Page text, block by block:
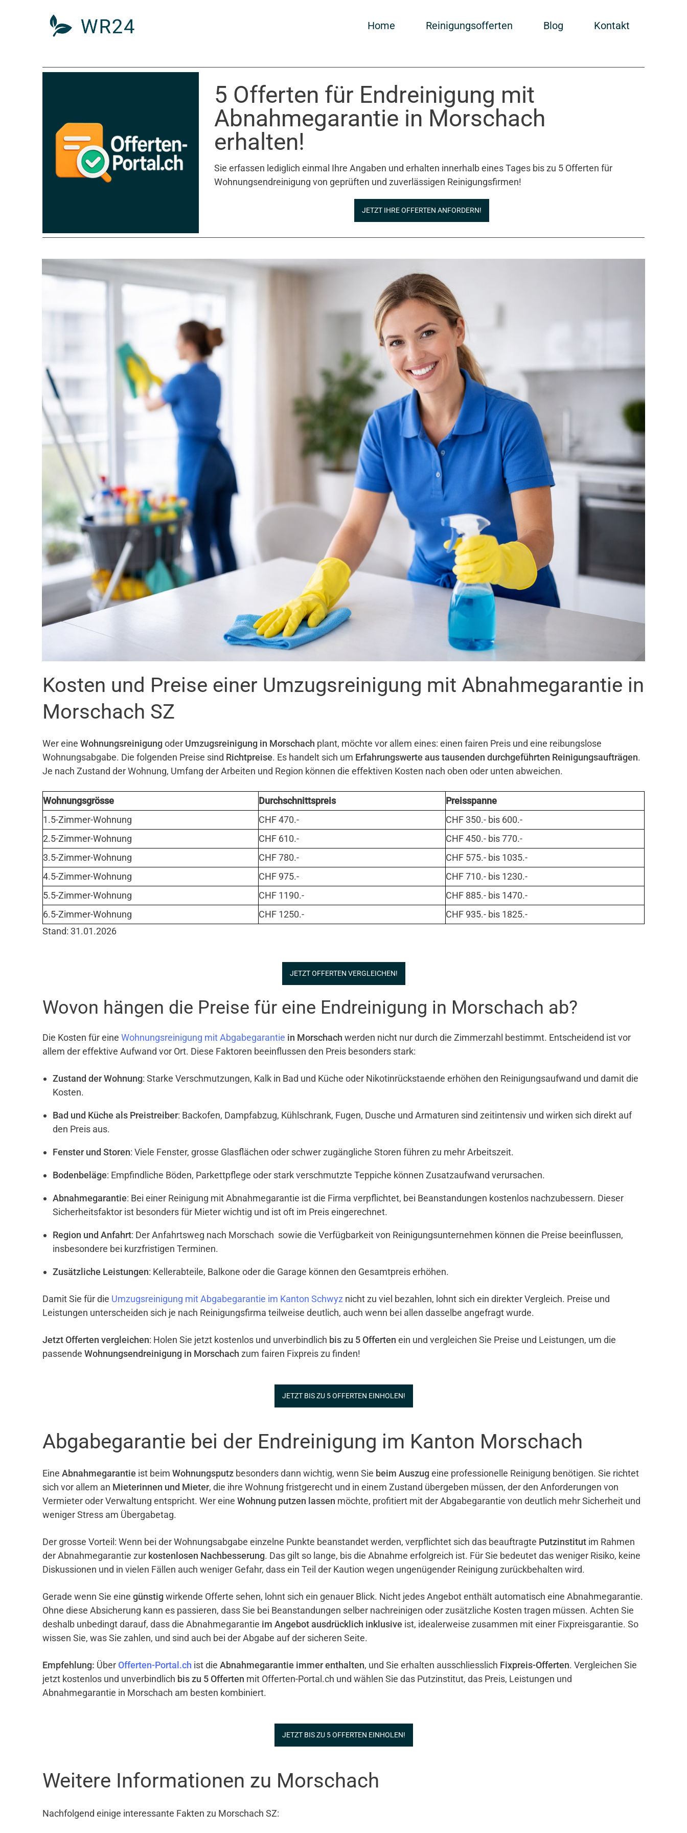
Home Reinigungsofferten Blog Kontakt
5 Offerten für Endreinigung mit
Abnahmegarantie in Morschach
erhalten!
Sie erfassen lediglich einmal Ihre Angaben und erhalten innerhalb eines Tages bis zu 5 Offerten für
Wohnungsendreinigung von geprüften und zuverlässigen Reinigungsfirmen!
JETZT IHRE OFFERTEN ANFORDERN!
Kosten und Preise einer Umzugsreinigung mit Abnahmegarantie in
Morschach SZ
Wer eine Wohnungsreinigung oder Umzugsreinigung in Morschach plant, möchte vor allem eines: einen fairen Preis und eine reibungslose
Wohnungsabgabe. Die folgenden Preise sind Richtpreise. Es handelt sich um Erfahrungswerte aus tausenden durchgeführten Reinigungsaufträgen.
Je nach Zustand der Wohnung, Umfang der Arbeiten und Region können die effektiven Kosten nach oben oder unten abweichen.
Wohnungsgrösse Durchschnittspreis
Preisspanne
1.5-Zimmer-Wohnung
CHF 470.-
CHF 350.- bis 600.-
2.5-Zimmer-Wohnung
CHF 610.-
CHF 450.- bis 770.-
3.5-Zimmer-Wohnung
CHF 780.-
CHF 575.- bis 1035.-
4.5-Zimmer-Wohnung
CHF 975.-
CHF 710.- bis 1230.-
5.5-Zimmer-Wohnung
CHF 1190.-
CHF 885.- bis 1470.-
6.5-Zimmer-Wohnung
CHF 1250.-
CHF 935.- bis 1825.-
Stand: 31.01.2026
JETZT OFFERTEN VERGLEICHEN!
Wovon hängen die Preise für eine Endreinigung in Morschach ab?
Die Kosten für eine Wohnungsreinigung mit Abgabegarantie in Morschach werden nicht nur durch die Zimmerzahl bestimmt. Entscheidend ist vor
allem der effektive Aufwand vor Ort. Diese Faktoren beeinflussen den Preis besonders stark:
Zustand der Wohnung: Starke Verschmutzungen, Kalk in Bad und Küche oder Nikotinrückstaende erhöhen den Reinigungsaufwand und damit die
Kosten.
Bad und Küche als Preistreiber: Backofen, Dampfabzug, Kühlschrank, Fugen, Dusche und Armaturen sind zeitintensiv und wirken sich direkt auf
den Preis aus.
Fenster und Storen: Viele Fenster, grosse Glasflächen oder schwer zugängliche Storen führen zu mehr Arbeitszeit.
Bodenbeläge: Empfindliche Böden, Parkettpflege oder stark verschmutzte Teppiche können Zusatzaufwand verursachen.
Abnahmegarantie: Bei einer Reinigung mit Abnahmegarantie ist die Firma verpflichtet, bei Beanstandungen kostenlos nachzubessern. Dieser
Sicherheitsfaktor ist besonders für Mieter wichtig und ist oft im Preis eingerechnet.
Region und Anfahrt: Der Anfahrtsweg nach Morschach sowie die Verfügbarkeit von Reinigungsunternehmen können die Preise beeinflussen,
insbesondere bei kurzfristigen Terminen.
Zusätzliche Leistungen: Kellerabteile, Balkone oder die Garage können den Gesamtpreis erhöhen.
Damit Sie für die Umzugsreinigung mit Abgabegarantie im Kanton Schwyz nicht zu viel bezahlen, lohnt sich ein direkter Vergleich. Preise und
Leistungen unterscheiden sich je nach Reinigungsfirma teilweise deutlich, auch wenn bei allen dasselbe angefragt wurde.
Jetzt Offerten vergleichen: Holen Sie jetzt kostenlos und unverbindlich bis zu 5 Offerten ein und vergleichen Sie Preise und Leistungen, um die
passende Wohnungsendreinigung in Morschach zum fairen Fixpreis zu finden!
JETZT BIS ZU 5 OFFERTEN EINHOLEN!
Abgabegarantie bei der Endreinigung im Kanton Morschach
Eine Abnahmegarantie ist beim Wohnungsputz besonders dann wichtig, wenn Sie beim Auszug eine professionelle Reinigung benötigen. Sie richtet
sich vor allem an Mieterinnen und Mieter, die ihre Wohnung fristgerecht und in einem Zustand übergeben müssen, der den Anforderungen von
Vermieter oder Verwaltung entspricht. Wer eine Wohnung putzen lassen möchte, profitiert mit der Abgabegarantie von deutlich mehr Sicherheit und
weniger Stress am Übergabetag.
Der grosse Vorteil: Wenn bei der Wohnungsabgabe einzelne Punkte beanstandet werden, verpflichtet sich das beauftragte Putzinstitut im Rahmen
der Abnahmegarantie zur kostenlosen Nachbesserung. Das gilt so lange, bis die Abnahme erfolgreich ist. Für Sie bedeutet das weniger Risiko, keine
Diskussionen und in vielen Fällen auch weniger Gefahr, dass ein Teil der Kaution wegen ungenügender Reinigung zurückbehalten wird.
Gerade wenn Sie eine günstig wirkende Offerte sehen, lohnt sich ein genauer Blick. Nicht jedes Angebot enthält automatisch eine Abnahmegarantie.
Ohne diese Absicherung kann es passieren, dass Sie bei Beanstandungen selber nachreinigen oder zusätzliche Kosten tragen müssen. Achten Sie
deshalb unbedingt darauf, dass die Abnahmegarantie im Angebot ausdrücklich inklusive ist, idealerweise zusammen mit einer Fixpreisgarantie. So
wissen Sie, was Sie zahlen, und sind auch bei der Abgabe auf der sicheren Seite.
Empfehlung: Über Offerten-Portal.ch ist die Abnahmegarantie immer enthalten, und Sie erhalten ausschliesslich Fixpreis-Offerten. Vergleichen Sie
jetzt kostenlos und unverbindlich bis zu 5 Offerten mit Offerten-Portal.ch und wählen Sie das Putzinstitut, das Preis, Leistungen und
Abnahmegarantie in Morschach am besten kombiniert.
JETZT BIS ZU 5 OFFERTEN EINHOLEN!
Weitere Informationen zu Morschach
Nachfolgend einige interessante Fakten zu Morschach SZ: